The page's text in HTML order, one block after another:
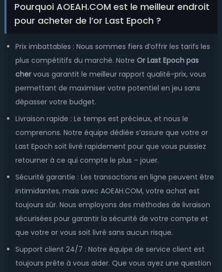
Pourquoi AOEAH.COM est le meilleur endroit
pour acheter de l’or Last Epoch ?
Prix imbattables : Nous sommes fiers d’offrir les tarifs les
plus compétitifs du marché. Notre Or Last Epoch pas
chervous garantit le meilleur rapport qualité-prix, vous
permettant de maximiser votre potentiel en jeu sans
dépasser votre budget.
Livraison rapide : Le temps est précieux, et nous le
comprenons. Notre équipe dédiée s’assure que votre or
Last Epoch soit livré rapidement pour que vous puissiez
retourner à ce qui compte le plus – jouer.
Sécurité garantie : Les transactions en ligne peuvent être
intimidantes, mais avec AOEAH.COM, votre achat est
toujours sûr. Nous employons des méthodes de livraison
sécurisées pour garantir la sécurité de votre compte et
que votre or vous soit livré sans aucun risque.
Support client 24/7 : Notre équipe de service client est
toujours prête à vous aider. Que vous ayez une question